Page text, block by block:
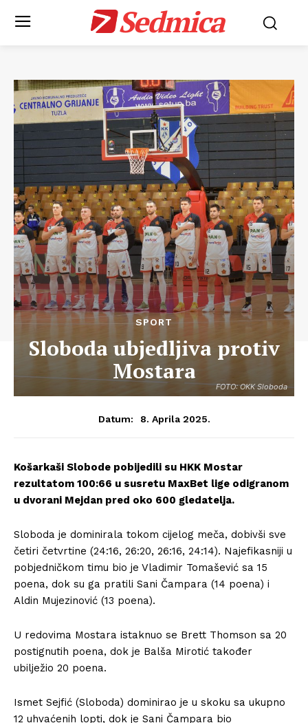
Sedmica
FOTO: OKK Sloboda
SPORT
Sloboda ubjedljiva protiv
Mostara
Datum: 8. Aprila 2025.
Košarkaši Slobode pobijedili su HKK Mostar
rezultatom 100:66 u susretu MaxBet lige odigranom
u dvorani Mejdan pred oko 600 gledatelja.
Sloboda je dominirala tokom cijelog meča, dobivši sve
četiri četvrtine (24:16, 26:20, 26:16, 24:14). Najefikasniji u
pobjedničkom timu bio je Vladimir Tomašević sa 15
poena, dok su ga pratili Sani Čampara (14 poena) i
Aldin Mujezinović (13 poena).
U redovima Mostara istaknuo se Brett Thomson sa 20
postignutih poena, dok je Balša Mirotić također
ubilježio 20 poena.
Ismet Sejfić (Sloboda) dominirao je u skoku sa ukupno
12 uhvaćenih lopti, dok je Sani Čampara bio